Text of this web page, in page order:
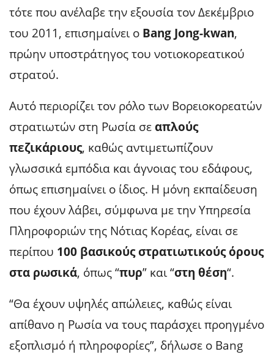
τότε που ανέλαβε την εξουσία τον Δεκέμβριο
του 2011, επισημαίνει ο Bang Jong-kwan,
πρώην υποστράτηγος του νοτιοκορεατικού
στρατού.
Αυτό περιορίζει τον ρόλο των Βορειοκορεατών
στρατιωτών στη Ρωσία σεαπλούς
πεζικάριους, καθώς αντιμετωπίζουν
γλωσσικά εμπόδια και άγνοιας του εδάφους,
όπως επισημαίνει ο ίδιος. Η μόνη εκπαίδευση
που έχουν λάβει, σύμφωνα με την Υπηρεσία
Πληροφοριών της Νότιας Κορέας, είναι σε
περίπου 100 βασικούς στρατιωτικούς όρους
στα ρωσικά, όπως “πυρ” και “στη θέση“.
“Θα έχουν υψηλές απώλειες, καθώς είναι
απίθανο η Ρωσία να τους παράσχει προηγμένο
εξοπλισμό ή πληροφορίες”, δήλωσε ο Bang